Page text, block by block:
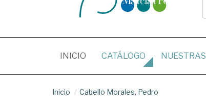
INICIO (CURRENT)
CATÁLOGO NUESTRAS
Inicio Cabello Morales, Pedro